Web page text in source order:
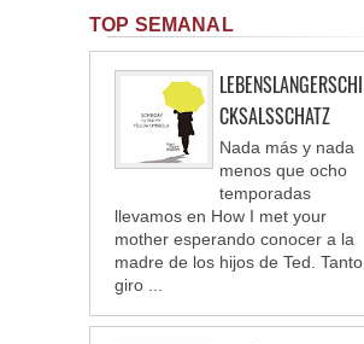
TOP SEMANAL
LEBENSLANGERSCHI
CKSALSSCHATZ
Nada más y nada
menos que ocho
temporadas
llevamos en How I met your
mother esperando conocer a la
madre de los hijos de Ted. Tanto
giro ...